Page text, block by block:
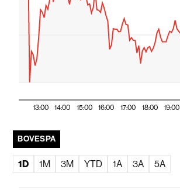
13:00 14:00 15:00 16:00 17:00 18:00 19:00
BOVESPA
1D 1M 3M YTD 1A 3A 5A